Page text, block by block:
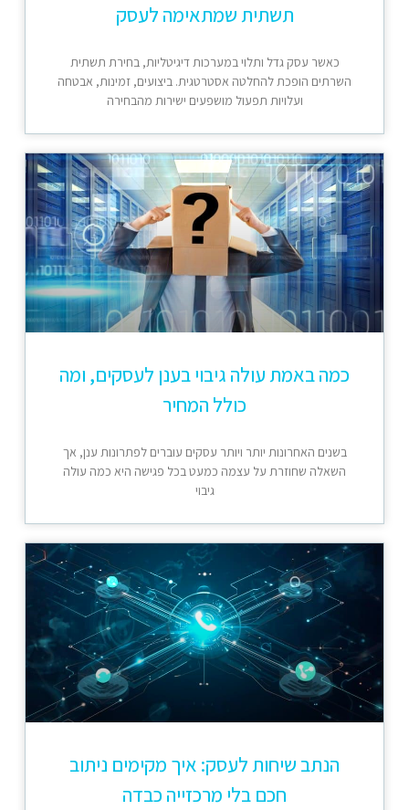
תשתית שמתאימה לעסק
כאשר עסק גדל ותלוי במערכות דיגיטליות, בחירת תשתית
השרתים הופכת להחלטה אסטרטגית. ביצועים, זמינות, אבטחה
ועלויות תפעול מושפעים ישירות מהבחירה
כמה באמת עולה גיבוי בענן לעסקים, ומה
כולל המחיר
בשנים האחרונות יותר ויותר עסקים עוברים לפתרונות ענן, אך
השאלה שחוזרת על עצמה כמעט בכל פגישה היא כמה עולה
גיבוי
הנתב שיחות לעסק: איך מקימים ניתוב
חכם בלי מרכזייה כבדה